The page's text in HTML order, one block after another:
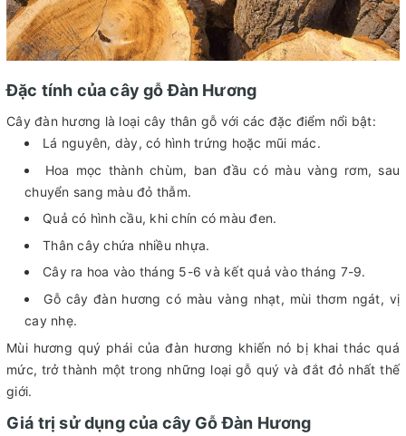
Đặc tính của cây gỗ Đàn Hương
Cây đàn hương là loại cây thân gỗ với các đặc điểm nổi bật:
Lá nguyên, dày, có hình trứng hoặc mũi mác.
Hoa mọc thành chùm, ban đầu có màu vàng rơm, sau
chuyển sang màu đỏ thẫm.
Quả có hình cầu, khi chín có màu đen.
Thân cây chứa nhiều nhựa.
Cây ra hoa vào tháng 5-6 và kết quả vào tháng 7-9.
Gỗ cây đàn hương có màu vàng nhạt, mùi thơm ngát, vị
cay nhẹ.
Mùi hương quý phái của đàn hương khiến nó bị khai thác quá
mức, trở thành một trong những loại gỗ quý và đắt đỏ nhất thế
giới.
Giá trị sử dụng của cây Gỗ Đàn Hương